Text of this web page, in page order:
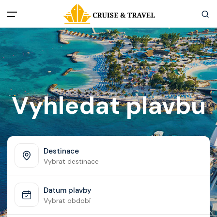
Menu
Akční nabídky
Destinace
Zážitky z plaveb
Užitečné informace
Často kladené otázky
Články
Vyhledat plavbu
Destinace
Vybrat destinace
Datum plavby
Vybrat období